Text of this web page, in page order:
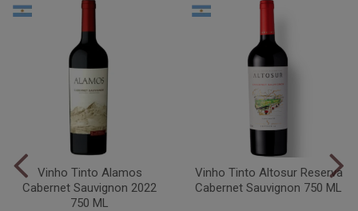
Vinho Tinto Alamos
Cabernet Sauvignon 2022
750 ML
Vinho Tinto Altosur Reserva
Cabernet Sauvignon 750 ML